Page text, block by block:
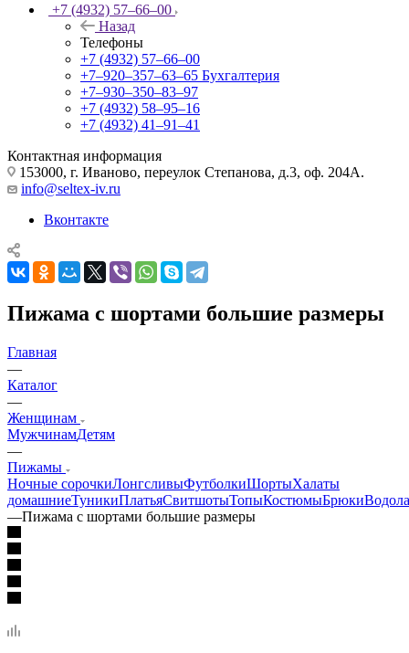
+7 (4932) 57‒66‒00
Назад
Телефоны
+7 (4932) 57‒66‒00
+7‒920‒357‒63‒65 Бухгалтерия
+7‒930‒350‒83‒97
+7 (4932) 58‒95‒16
+7 (4932) 41‒91‒41
Контактная информация
153000, г. Иваново, переулок Степанова, д.3, оф. 204А.
info@seltex-iv.ru
Вконтакте
Пижама с шортами большие размеры
Главная
—
Каталог
—
Женщинам
МужчинамДетям
—
Пижамы
Ночные сорочкиЛонгсливыФутболкиШортыХалаты
домашниеТуникиПлатьяСвитшотыТопыКостюмыБрюки
—Пижама с шортами большие размеры